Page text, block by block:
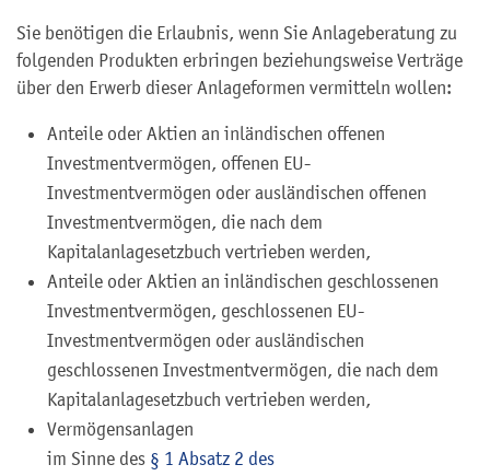
Sie benötigen die Erlaubnis, wenn Sie Anlageberatung zu
folgenden Produkten erbringen beziehungsweise Verträge
über den Erwerb dieser Anlageformen vermitteln wollen:
Anteile oder Aktien an inländischen offenen
Investmentvermögen, offenen EU-
Investmentvermögen oder ausländischen offenen
Investmentvermögen, die nach dem
Kapitalanlagesetzbuch vertrieben werden,
Anteile oder Aktien an inländischen geschlossenen
Investmentvermögen, geschlossenen EU-
Investmentvermögen oder ausländischen
geschlossenen Investmentvermögen, die nach dem
Kapitalanlagesetzbuch vertrieben werden,
Vermögensanlagen
im Sinne des § 1 Absatz 2 des